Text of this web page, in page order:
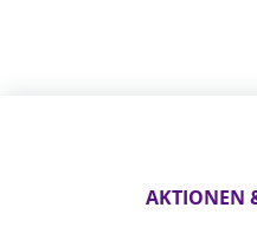
AKTIONEN